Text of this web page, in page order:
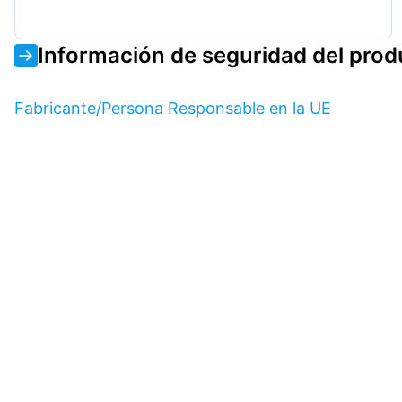
Información de seguridad del
Fabricante/Persona Responsable en la UE